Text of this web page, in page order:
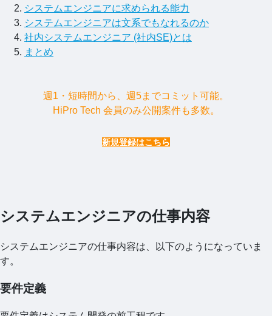
システムエンジニアに求められる能力
システムエンジニアは文系でもなれるのか
社内システムエンジニア (社内SE)とは
まとめ
週1・短時間から、週5までコミット可能。
HiPro Tech 会員のみ公開案件も多数。
新規登録はこちら
システムエンジニアの仕事内容
システムエンジニアの仕事内容は、以下のようになっていま
す。
要件定義